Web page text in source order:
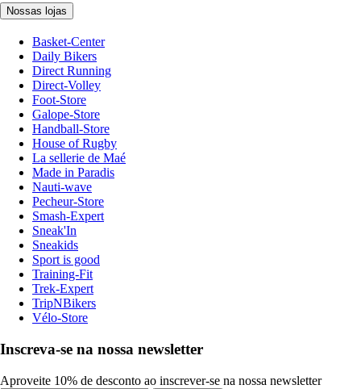
Nossas lojas
Basket-Center
Daily Bikers
Direct Running
Direct-Volley
Foot-Store
Galope-Store
Handball-Store
House of Rugby
La sellerie de Maé
Made in Paradis
Nauti-wave
Pecheur-Store
Smash-Expert
Sneak'In
Sneakids
Sport is good
Training-Fit
Trek-Expert
TripNBikers
Vélo-Store
Inscreva-se na nossa newsletter
Aproveite 10% de desconto ao inscrever-se na nossa newsletter